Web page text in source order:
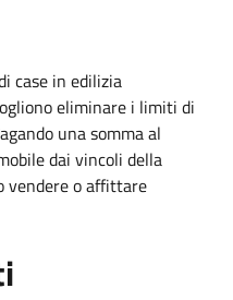
case in edilizia
eliminare i limiti di
una somma al
dai vincoli della
vendere o affittare